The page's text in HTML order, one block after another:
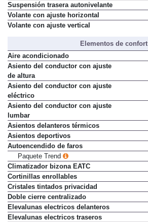
Suspensión trasera autonivelante
Volante con ajuste horizontal
Volante con ajuste vertical
Elementos de confort
Aire acondicionado
Asiento del conductor con ajuste
de altura
Asiento del conductor con ajuste
eléctrico
Asiento del conductor con ajuste
lumbar
Asientos delanteros térmicos
Asientos deportivos
Autoencendido de faros
Paquete Trend
Climatizador bizona EATC
Cortinillas enrollables
Cristales tintados privacidad
Doble cierre centralizado
Elevalunas electricos delanteros
Elevalunas electricos traseros